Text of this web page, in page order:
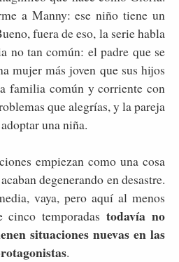
a Manny: ese niño tiene un
fuera de eso, la serie habla
no tan común: el padre que se
mujer más joven que sus hijos
familia común y corriente con
que alegrías, y la pareja
una niña.
empiezan como una cosa
degenerando en desastre.
vaya, pero aquí al menos
cinco temporadastodavía no
situaciones nuevas en las
.